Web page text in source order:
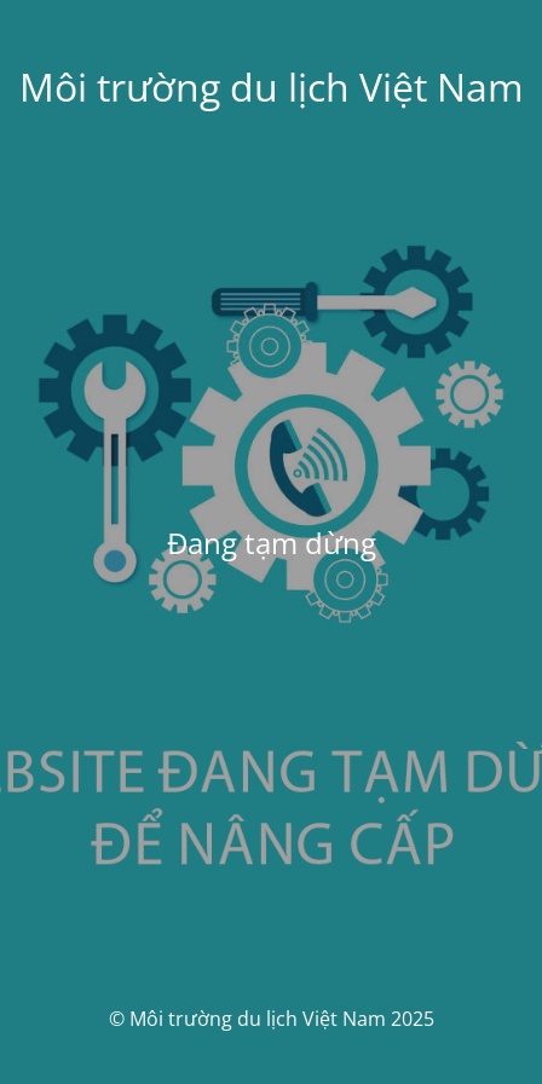
Môi trường du lịch Việt Nam
Đang tạm dừng
© Môi trường du lịch Việt Nam 2025